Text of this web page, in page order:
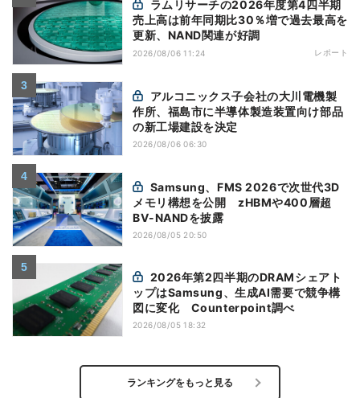
売上高は前年同期比30％増で過去最高を
更新、NAND関連が好調
2026/08/06 11:24 レポート
作所、福島市に半導体製造装置向け部品
の新工場建設を決定
2026/08/06 06:30
メモリ構想を公開 zHBMや400層超
BV-NANDを披露
2026/08/05 20:50
ップはSamsung、生成AI需要で競争構
図に変化 Counterpoint調べ
2026/08/05 18:32
ランキングをもっと見る